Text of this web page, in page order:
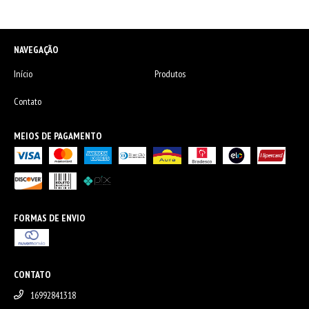
NAVEGAÇÃO
Início
Produtos
Contato
MEIOS DE PAGAMENTO
FORMAS DE ENVIO
CONTATO
16992841318